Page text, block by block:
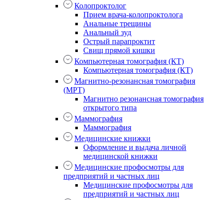
Колопроктолог
Прием врача-колопроктолога
Анальные трещины
Анальный зуд
Острый парапроктит
Свищ прямой кишки
Компьютерная томография (КТ)
Компьютерная томография (КТ)
Магнитно-резонансная томография
(МРТ)
Магнитно резонансная томография
открытого типа
Маммография
Маммография
Медицинские книжки
Оформление и выдача личной
медицинской книжки
Медицинские профосмотры для
предприятий и частных лиц
Медицинские профосмотры для
предприятий и частных лиц